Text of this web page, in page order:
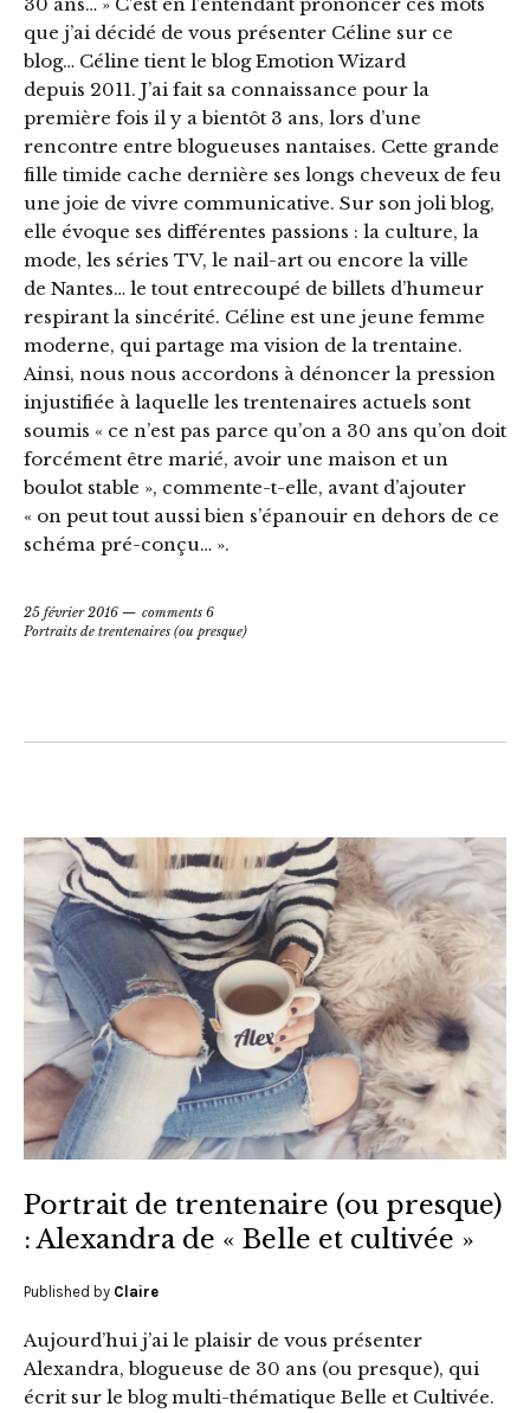
que j’ai décidé de vous présenter Céline sur ce
blog… Céline tient le blog Emotion Wizard
depuis 2011. J’ai fait sa connaissance pour la
première fois il y a bientôt 3 ans, lors d’une
rencontre entre blogueuses nantaises. Cette grande
fille timide cache dernière ses longs cheveux de feu
une joie de vivre communicative. Sur son joli blog,
elle évoque ses différentes passions : la culture, la
mode, les séries TV, le nail-art ou encore la ville
de Nantes… le tout entrecoupé de billets d’humeur
respirant la sincérité. Céline est une jeune femme
moderne, qui partage ma vision de la trentaine.
Ainsi, nous nous accordons à dénoncer la pression
injustifiée à laquelle les trentenaires actuels sont
soumis « ce n’est pas parce qu’on a 30 ans qu’on doit
forcément être marié, avoir une maison et un
boulot stable », commente-t-elle, avant d’ajouter
« on peut tout aussi bien s’épanouir en dehors de ce
schéma pré-conçu… ».
25 février 2016
comments 6
Portraits de trentenaires (ou presque)
Portrait de trentenaire (ou presque)
: Alexandra de « Belle et cultivée »
Published by Claire
Aujourd’hui j’ai le plaisir de vous présenter
Alexandra, blogueuse de 30 ans (ou presque), qui
écrit sur le blog multi-thématique Belle et Cultivée.